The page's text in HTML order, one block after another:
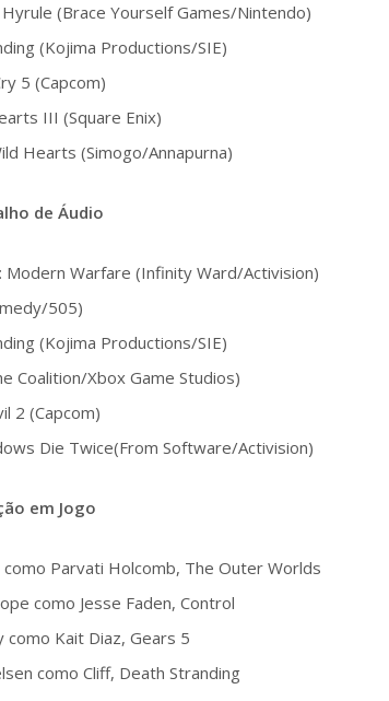
(Brace Yourself Games/Nintendo)
(Kojima Productions/SIE)
5 (Capcom)
III (Square Enix)
Hearts (Simogo/Annapurna)
de Áudio
Modern Warfare (Infinity Ward/Activision)
505)
(Kojima Productions/SIE)
Coalition/Xbox Game Studios)
2 (Capcom)
Die Twice(From Software/Activision)
em Jogo
como Parvati Holcomb, The Outer Worlds
como Jesse Faden, Control
como Kait Diaz, Gears 5
como Cliff, Death Stranding